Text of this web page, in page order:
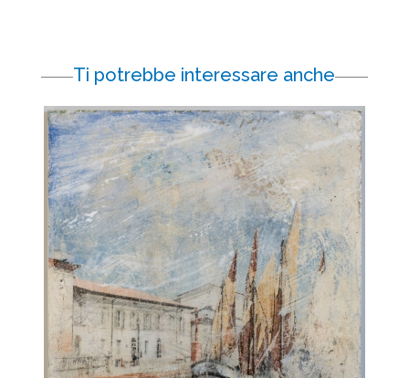
Ti potrebbe interessare anche